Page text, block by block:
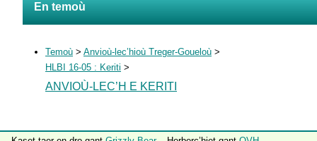
En temoù
Temoù > Anvioù-lec’hioù Treger-Goueloù >
HLBI 16-05 : Keriti >
ANVIOÙ-LEC’H E KERITI